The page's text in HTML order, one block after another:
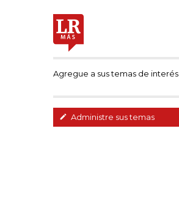
Agregue a sus temas de interés
Administre sus temas